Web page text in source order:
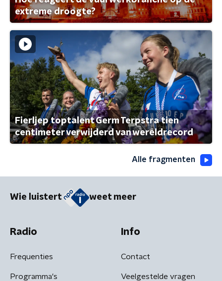
extreme droogte?
Fierljep toptalent Germ Terpstra tien
centimeter verwijderd van wereldrecord
Alle fragmenten
Wie luistert weet meer
Radio
Frequenties
Programma's
Info
Contact
Veelgestelde vragen